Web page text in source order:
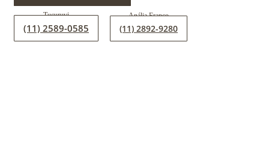
(11) 2589-0585 (11) 2892-9280